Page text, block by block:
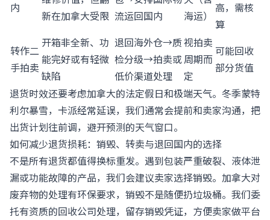
内
新在加拿大受限 流运回国内
海运）
高，需核
算
转作二
手拍卖
开箱非全新、功
能完好或有轻微
缺陷
退回海外仓→质
检分级→拍卖或
低价渠道处理
视拍卖
周期而
定
可能回收
部分货值
退货时效还要考虑加拿大的法定假日和极端天气。冬季蒙特
利尔暴雪，卡派经常延误，我们通常会提前和卖家沟通，把
出货计划往前调，避开预测的天气窗口。
如何减少退货损耗：销毁、转卖与退回国内的选择
不是所有退货都值得换标重发。遇到包装严重破裂、液体泄
漏或功能故障的产品，我们会建议卖家选择销毁。加拿大对
废弃物的处理有环保要求，销毁不是随便扔垃圾桶。我们委
托有资质的回收公司处理，留存销毁凭证，方便卖家做平台